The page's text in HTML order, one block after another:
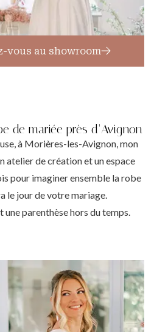
vous au showroom
de mariée près d’Avignon
à Morières-les-Avignon, mon
atelier de création et un espace
pour imaginer ensemble la robe
le jour de votre mariage.
une parenthèse hors du temps.